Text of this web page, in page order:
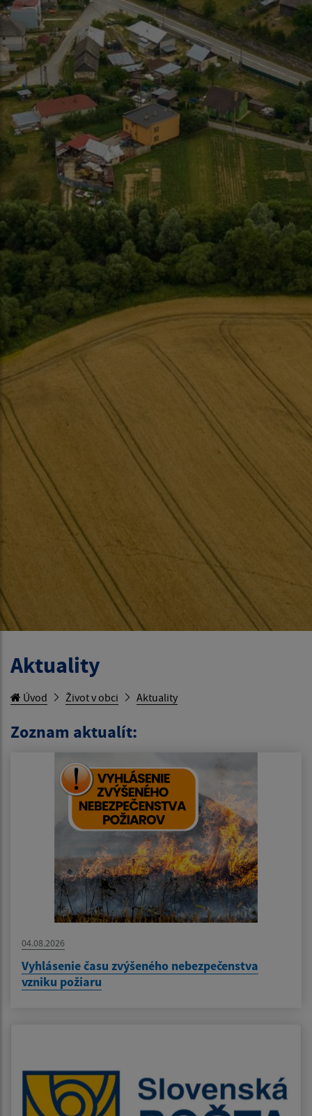
Aktuality
Úvod Život v obci Aktuality
Zoznam aktualít:
04.08.2026
Vyhlásenie času zvýšeného nebezpečenstva
vzniku požiaru